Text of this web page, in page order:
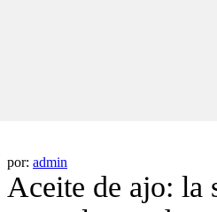
por: admin
Aceite de ajo: la